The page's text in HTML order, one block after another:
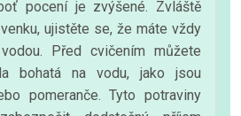
pocení je zvýšené. Zvláště
ujistěte se, že máte vždy
Před cvičením můžete
bohatá na vodu, jako jsou
pomeranče. Tyto potraviny